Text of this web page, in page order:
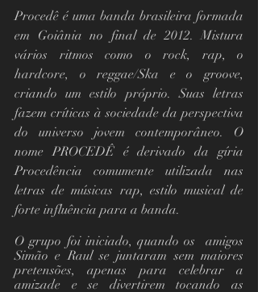
Procedê é uma banda brasileira formada
em Goiânia no final de 2012. Mistura
vários ritmos como o rock, rap, o
hardcore, o reggae/Ska e o groove,
criando um estilo próprio. Suas letras
fazem críticas à sociedade da perspectiva
do universo jovem contemporâneo. O
nome PROCEDÊ é derivado da gíria
Procedência comumente utilizada nas
letras de músicas rap, estilo musical de
forte influência para a banda.
O grupo foi iniciado, quando os  amigos
Simão e Raul se juntaram sem maiores
pretensões, apenas para celebrar a
amizade e se divertirem tocando as